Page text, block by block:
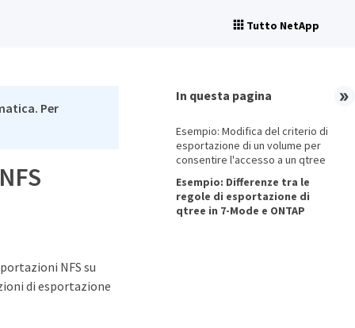
Tutto NetApp
Per
NFS su
di esportazione
In questa pagina
Esempio: Modifica del criterio di
esportazione di un volume per
consentire l'accesso a un qtree
Esempio: Differenze tra le
regole di esportazione di
qtree in 7-Mode e ONTAP